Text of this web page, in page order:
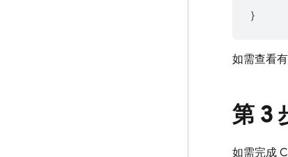
}
如需查看
第 3
如需完成